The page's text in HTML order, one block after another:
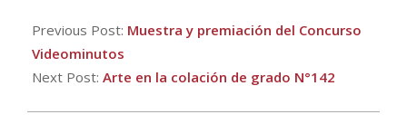
11-
27
Previous Post: Muestra y premiación del Concurso
Videominutos
Next Post: Arte en la colación de grado N°142